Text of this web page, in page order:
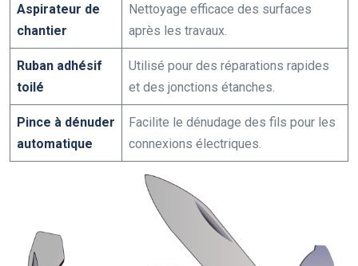
Aspirateur de
chantier
Nettoyage efficace des surfaces
après les travaux.
Ruban adhésif
toilé
Utilisé pour des réparations rapides
et des jonctions étanches.
Pince à dénuder
automatique
Facilite le dénudage des fils pour les
connexions électriques.